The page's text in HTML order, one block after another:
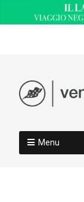
Menu